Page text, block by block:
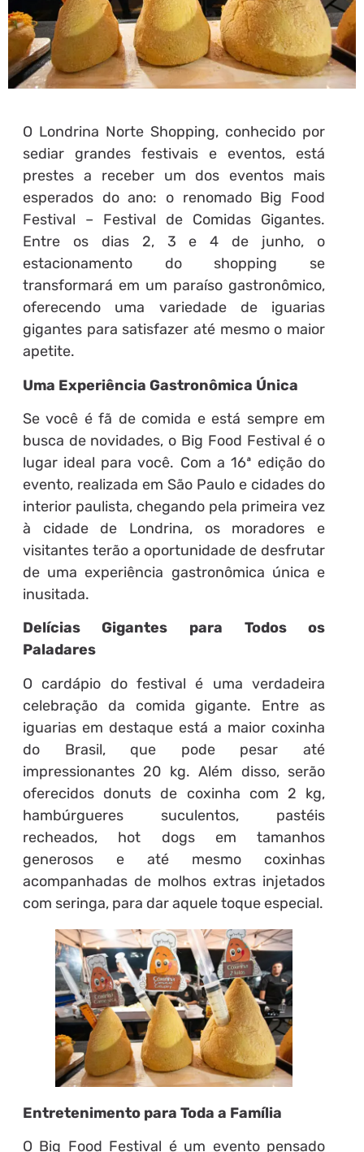
O Londrina Norte Shopping, conhecido por
sediar grandes festivais e eventos, está
prestes a receber um dos eventos mais
esperados do ano: o renomado Big Food
Festival – Festival de Comidas Gigantes.
Entre os dias 2, 3 e 4 de junho, o
estacionamento do shopping se
transformará em um paraíso gastronômico,
oferecendo uma variedade de iguarias
gigantes para satisfazer até mesmo o maior
apetite.
Uma Experiência Gastronômica Única
Se você é fã de comida e está sempre em
busca de novidades, o Big Food Festival é o
lugar ideal para você. Com a 16ª edição do
evento, realizada em São Paulo e cidades do
interior paulista, chegando pela primeira vez
à cidade de Londrina, os moradores e
visitantes terão a oportunidade de desfrutar
de uma experiência gastronômica única e
inusitada.
Delícias Gigantes para Todos os
Paladares
O cardápio do festival é uma verdadeira
celebração da comida gigante. Entre as
iguarias em destaque está a maior coxinha
do Brasil, que pode pesar até
impressionantes 20 kg. Além disso, serão
oferecidos donuts de coxinha com 2 kg,
hambúrgueres suculentos, pastéis
recheados, hot dogs em tamanhos
generosos e até mesmo coxinhas
acompanhadas de molhos extras injetados
com seringa, para dar aquele toque especial.
Entretenimento para Toda a Família
O Big Food Festival é um evento pensado